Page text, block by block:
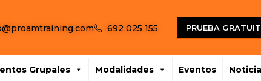
692 025 155 PRUEBA
Grupales Modalidades Eventos